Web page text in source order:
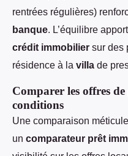
rentrées régulières)
banque . L’équilibre
crédit immobilier sur des
résidence à la villa de
Comparer les offres
conditions
Une comparaison
un comparateur prêt